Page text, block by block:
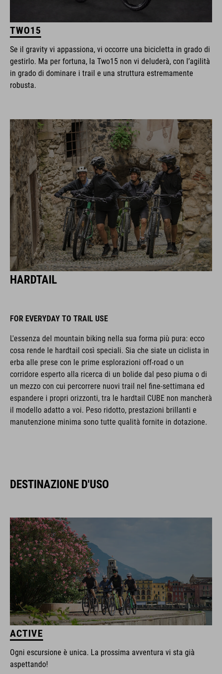
TWO15
Se il gravity vi appassiona, vi occorre una bicicletta in grado di
gestirlo. Ma per fortuna, la Two15 non vi deluderà, con l’agilità
in grado di dominare i trail e una struttura estremamente
robusta.
HARDTAIL
FOR EVERYDAY TO TRAIL USE
L'essenza del mountain biking nella sua forma più pura: ecco
cosa rende le hardtail così speciali. Sia che siate un ciclista in
erba alle prese con le prime esplorazioni off-road o un
corridore esperto alla ricerca di un bolide dal peso piuma o di
un mezzo con cui percorrere nuovi trail nel fine-settimana ed
espandere i propri orizzonti, tra le hardtail CUBE non mancherà
il modello adatto a voi. Peso ridotto, prestazioni brillanti e
manutenzione minima sono tutte qualità fornite in dotazione.
DESTINAZIONE D'USO
ACTIVE
Ogni escursione è unica. La prossima avventura vi sta già
aspettando!